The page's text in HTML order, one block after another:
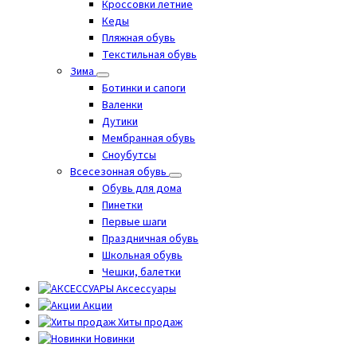
Кроссовки летние
Кеды
Пляжная обувь
Текстильная обувь
Зима
Ботинки и сапоги
Валенки
Дутики
Мембранная обувь
Сноубутсы
Всесезонная обувь
Обувь для дома
Пинетки
Первые шаги
Праздничная обувь
Школьная обувь
Чешки, балетки
Аксессуары
Акции
Хиты продаж
Новинки